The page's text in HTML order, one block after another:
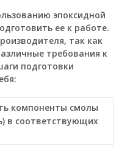
эпоксидной
ее к работе.
так как
требования к
подготовки
компоненты смолы
в соответствующих